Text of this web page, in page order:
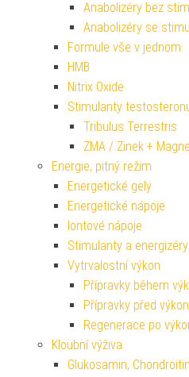
Anabolizéry bez
Anabolizéry se
Formule vše v jednom
HMB
Nitrix Oxide
Stimulanty
Tribulus Terrestris
ZMA / Zinek +
Energie, pitný režim
Energetické gely
Energetické nápoje
Iontové nápoje
Stimulanty a energizéry
Vytrvalostní výkon
Přípravky během
Přípravky před
Regenerace po
Kloubní výživa
Glukosamin, Chondroitin